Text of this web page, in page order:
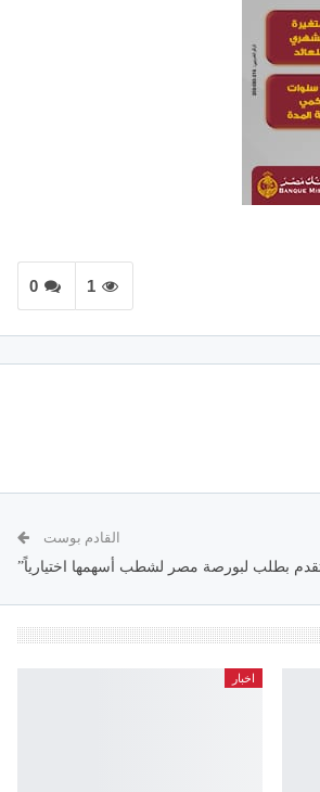
0 1
القادم بوست
بطلب لبورصة مصر لشطب أسهمها اختيارياً”
اخبار